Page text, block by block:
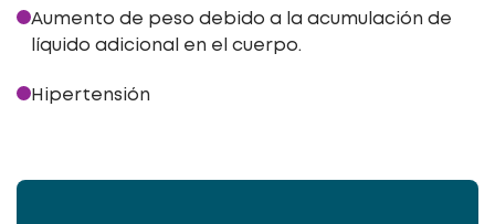
Aumento de peso debido a la acumulación de
líquido adicional en el cuerpo.
Hipertensión